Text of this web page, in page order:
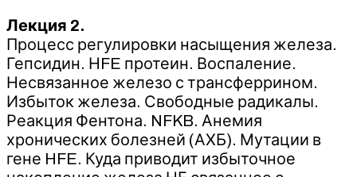
Лекция 2.
Процесс регулировки насыщения железа.
Гепсидин. НFE протеин. Воспаление.
Несвязанное железо с трансферрином.
Избыток железа. Свободные радикалы.
Реакция Фентона. NFKB. Анемия
хронических болезней (АХБ). Мутации в
гене HFE. Куда приводит избыточное